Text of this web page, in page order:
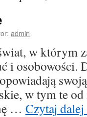
admin
w którym
i osobowości.
w tym te
… Czytaj dalej